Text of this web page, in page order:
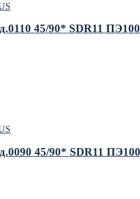
45/90* SDR11
45/90* SDR11